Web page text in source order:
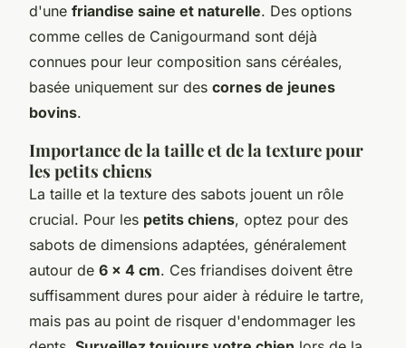
d'une friandise saine et naturelle. Des options
comme celles de Canigourmand sont déjà
connues pour leur composition sans céréales,
basée uniquement sur des cornes de jeunes
bovins.
Importance de la taille et de la texture pour
les petits chiens
La taille et la texture des sabots jouent un rôle
crucial. Pour les petits chiens, optez pour des
sabots de dimensions adaptées, généralement
autour de 6 x 4 cm. Ces friandises doivent être
suffisamment dures pour aider à réduire le tartre,
mais pas au point de risquer d'endommager les